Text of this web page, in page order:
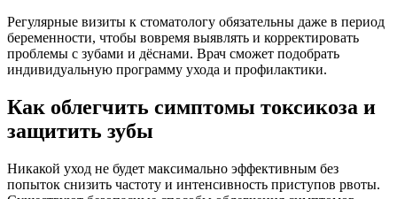
Регулярные визиты к стоматологу обязательны даже в период
беременности, чтобы вовремя выявлять и корректировать
проблемы с зубами и дёснами. Врач сможет подобрать
индивидуальную программу ухода и профилактики.
Как облегчить симптомы токсикоза и
защитить зубы
Никакой уход не будет максимально эффективным без
попыток снизить частоту и интенсивность приступов рвоты.